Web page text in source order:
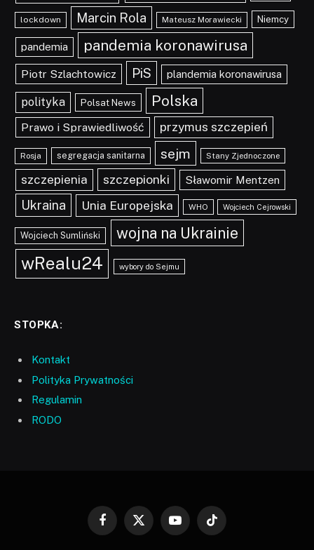
lockdown Marcin Rola Mateusz Morawiecki Niemcy
pandemia pandemia koronawirusa
Piotr Szlachtowicz PiS plandemia koronawirusa
polityka Polsat News Polska
Prawo i Sprawiedliwość przymus szczepień
Rosja segregacja sanitarna sejm Stany Zjednoczone
szczepienia szczepionki Sławomir Mentzen
Ukraina Unia Europejska WHO Wojciech Cejrowski
Wojciech Sumliński wojna na Ukrainie
wRealu24 wybory do Sejmu
STOPKA:
Kontakt
Polityka Prywatności
Regulamin
RODO
Facebook
X
YouTubeTikTok